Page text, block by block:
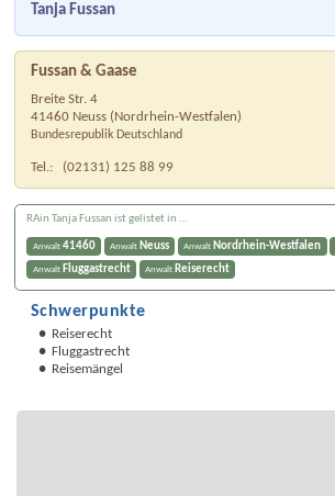
Tanja Fussan
Fussan & Gaase
Breite Str. 4
41460 Neuss ( Nordrhein-Westfalen)
Bundesrepublik Deutschland
Tel.: (02131) 125 88 99
RAin Tanja Fussan ist gelistet in ...
Anwalt 41460 Anwalt Neuss Anwalt Nordrhein-Westfalen
Anwalt Fluggastrecht Anwalt Reiserecht
Schwerpunkte
Reiserecht
Fluggastrecht
Reisemängel